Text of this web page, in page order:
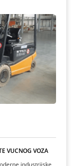
VUČNOG VOZA